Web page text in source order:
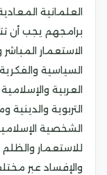
العلمانية
برامجهم يجب أن
الاستعمار
السياسية
العربية
التربوية
الشخصية
للاستعمار
والإفساد عبر